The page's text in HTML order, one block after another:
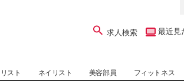
求人検索 最近見
スト ネイリスト 美容部員 フィットネス